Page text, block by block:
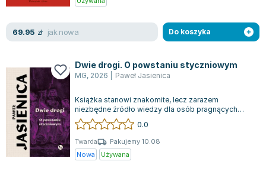
69.95 zł jak nowa Do koszyka
Dwie drogi. O powstaniu styczniowym
MG, 2026 Paweł Jasienica
Książka stanowi znakomite, lecz zarazem
niezbędne źródło wiedzy dla osób pragnących
zgłębić temat powstania styczniowego. Dzieło t...
0.0
Twarda
Pakujemy 10.08
Nowa
Używana